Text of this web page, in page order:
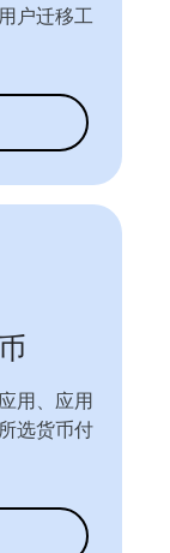
户迁移工
用、应用
选货币付